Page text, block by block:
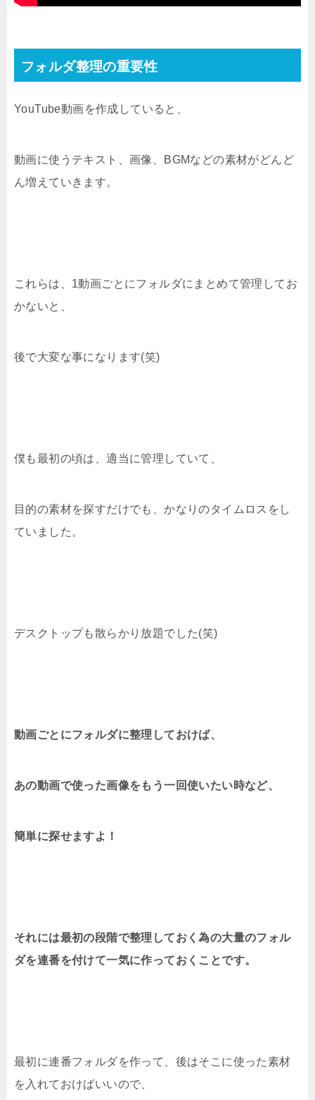
フォルダ整理の重要性
YouTube動画を作成していると、
動画に使うテキスト、画像、BGMなどの素材がどんど
ん増えていきます。
これらは、1動画ごとにフォルダにまとめて管理してお
かないと、
後で大変な事になります(笑)
僕も最初の頃は、適当に管理していて、
目的の素材を探すだけでも、かなりのタイムロスをし
ていました。
デスクトップも散らかり放題でした(笑)
動画ごとにフォルダに整理しておけば、
あの動画で使った画像をもう一回使いたい時など、
簡単に探せますよ！
それには最初の段階で整理しておく為の大量のフォル
ダを連番を付けて一気に作っておくことです。
最初に連番フォルダを作って、後はそこに使った素材
を入れておけばいいので、